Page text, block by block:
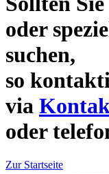
oder
suchen,
so
via
oder
Zur Startseite